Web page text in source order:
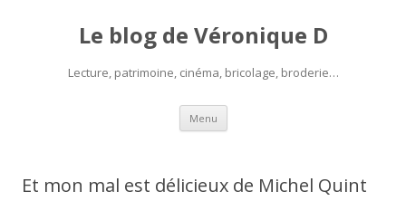
Le blog de Véronique D
Lecture, patrimoine, cinéma, bricolage, broderie…
Menu Aller
contenu
Et mon mal est délicieux de Michel Quint